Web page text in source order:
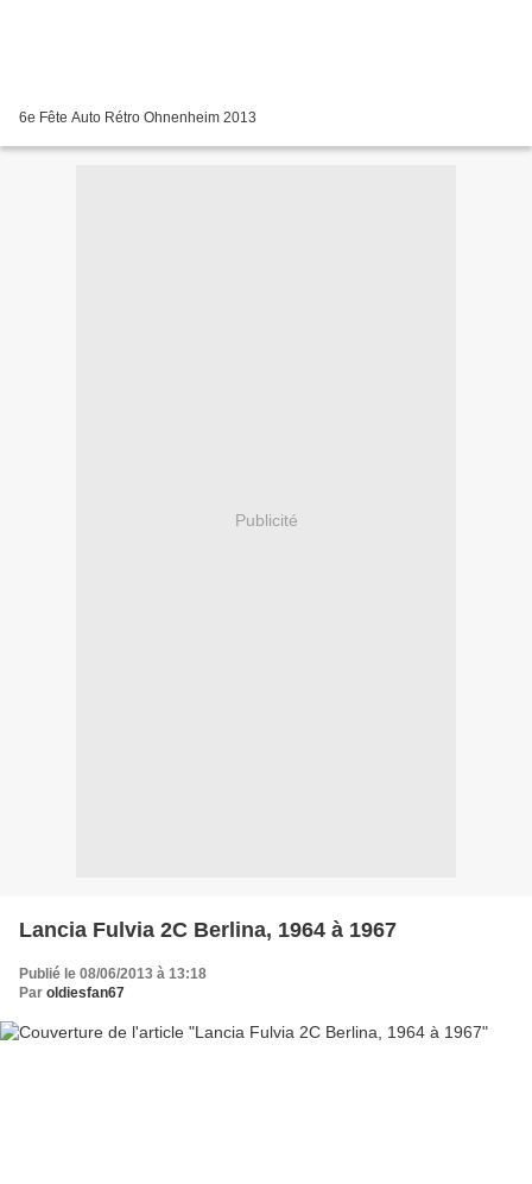
6e Fête Auto Rétro Ohnenheim 2013
Publicité
Lancia Fulvia 2C Berlina, 1964 à 1967
Publié le 08/06/2013 à 13:18
Par oldiesfan67